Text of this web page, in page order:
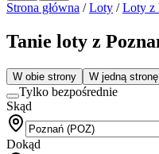
Strona główna /Loty /Loty z
Tanie loty z
W obie strony W jedną stronę
Tylko bezpośrednie
Skąd
Dokąd